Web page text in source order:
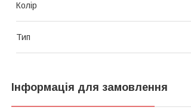
Колір
Тип
Інформація для замовлення